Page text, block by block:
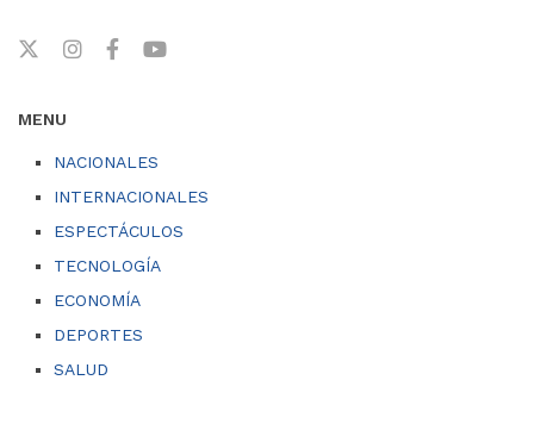
MENU
NACIONALES
INTERNACIONALES
ESPECTÁCULOS
TECNOLOGÍA
ECONOMÍA
DEPORTES
SALUD